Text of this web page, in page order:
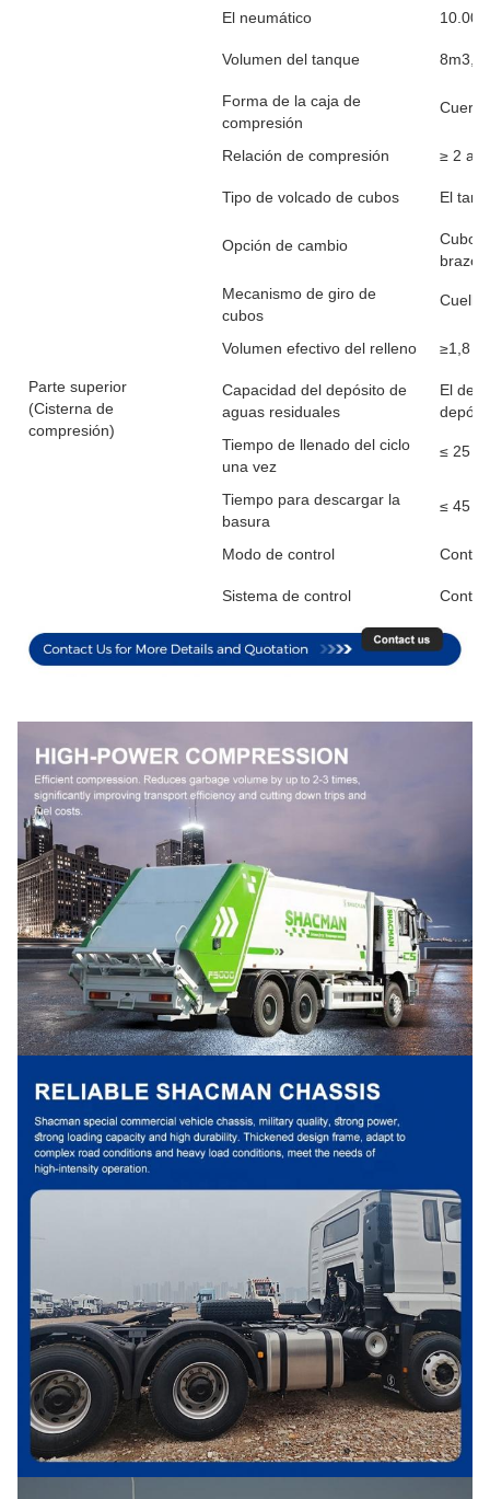
El neumático
Parte superior
(Cisterna de
compresión)
Volumen del tanque 8m3,
Forma de la caja de
compresión
Relación de compresión ≥ 2
Tipo de volcado de cubos El
Opción de cambio
Cubo
brazo
Mecanismo de giro de
cubos
Cuello
Volumen efectivo del relleno ≥1,8
Capacidad del depósito de
aguas residuales
El
Tiempo de llenado del ciclo
una vez
≤ 25 s
Tiempo para descargar la
basura
≤ 45 s
Modo de control
Sistema de control